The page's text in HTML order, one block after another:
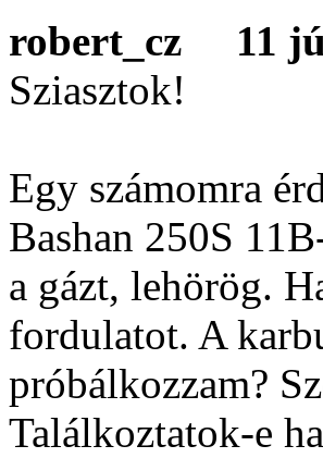
robert_cz
11
Sziasztok!
Egy számomra
Bashan 250S
a gázt, lehörög.
fordulatot. A
próbálkozzam?
Találkoztatok-e